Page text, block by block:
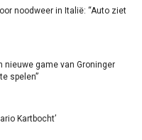
noodweer in Italië: “Auto ziet
nieuwe game van Groninger
spelen”
Kartbocht’